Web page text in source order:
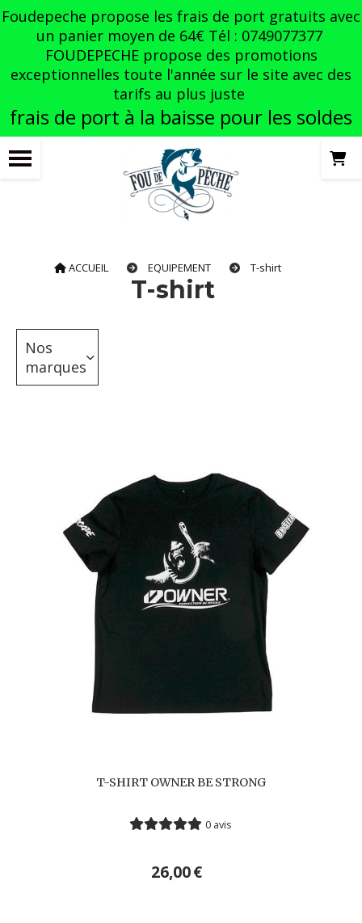
Foudepeche propose les frais de port gratuits avec
un panier moyen de 64€ Tél : 0749077377
FOUDEPECHE propose des promotions
exceptionnelles toute l'année sur le site avec des
tarifs au plus juste
frais de port à la baisse pour les soldes
ACCUEIL EQUIPEMENT T-shirt
T-shirt
Nos
marques
T-SHIRT OWNER BE STRONG
0 avis
26,00€